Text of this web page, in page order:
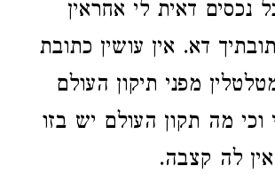
נכסים דאית לי אחראין
דא. אין עושין כתובת
מפני תיקון העולם
וכי מה תקון העולם יש בזו
לה קצבה.